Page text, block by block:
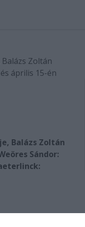
Zoltán
április 15-én
Balázs Zoltán
Sándor: